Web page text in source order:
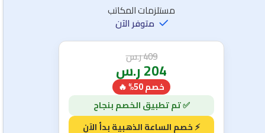
مستلزمات المكاتب
متوفر الآن
409ر.س
204ر.س
خصم 50% 🔥